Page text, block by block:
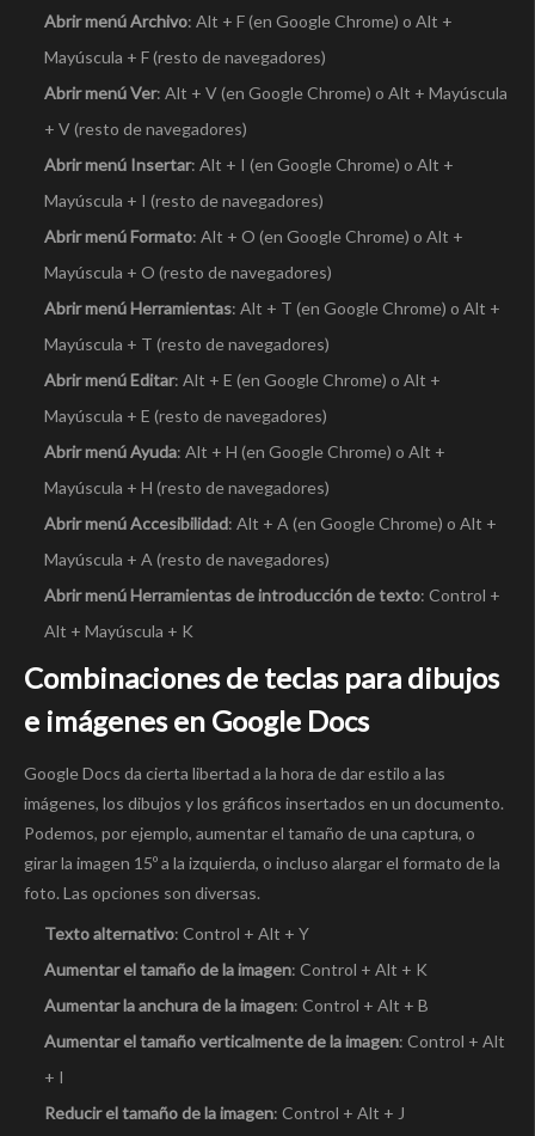
Abrir menú Archivo: Alt + F (en Google Chrome) o Alt +
Mayúscula + F (resto de navegadores)
Abrir menú Ver: Alt + V (en Google Chrome) o Alt + Mayúscula
+ V (resto de navegadores)
Abrir menú Insertar: Alt + I (en Google Chrome) o Alt +
Mayúscula + I (resto de navegadores)
Abrir menú Formato: Alt + O (en Google Chrome) o Alt +
Mayúscula + O (resto de navegadores)
Abrir menú Herramientas: Alt + T (en Google Chrome) o Alt +
Mayúscula + T (resto de navegadores)
Abrir menú Editar: Alt + E (en Google Chrome) o Alt +
Mayúscula + E (resto de navegadores)
Abrir menú Ayuda: Alt + H (en Google Chrome) o Alt +
Mayúscula + H (resto de navegadores)
Abrir menú Accesibilidad: Alt + A (en Google Chrome) o Alt +
Mayúscula + A (resto de navegadores)
Abrir menú Herramientas de introducción de texto: Control +
Alt + Mayúscula + K
Combinaciones de teclas para dibujos
e imágenes en Google Docs
Google Docs da cierta libertad a la hora de dar estilo a las
imágenes, los dibujos y los gráficos insertados en un documento.
Podemos, por ejemplo, aumentar el tamaño de una captura, o
girar la imagen 15º a la izquierda, o incluso alargar el formato de la
foto. Las opciones son diversas.
Texto alternativo: Control + Alt + Y
Aumentar el tamaño de la imagen: Control + Alt + K
Aumentar la anchura de la imagen: Control + Alt + B
Aumentar el tamaño verticalmente de la imagen: Control + Alt
+ I
Reducir el tamaño de la imagen: Control + Alt + J